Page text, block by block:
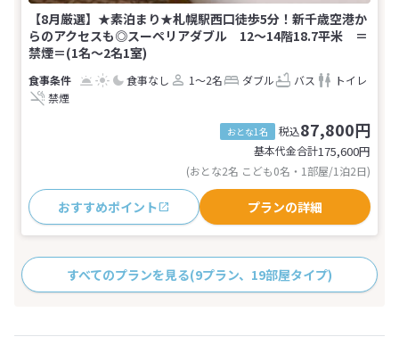
【8月厳選】★素泊まり★札幌駅西口徒歩5分！新千歳空港か
らのアクセスも◎スーペリアダブル 12〜14階18.7平米 ＝
禁煙＝(1名～2名1室)
食事なし 1～2名 ダブル バス
トイレ
禁煙
おとな1名 税込87,800円
基本代金合計175,600円
(おとな2名 こども0名・1部屋/1泊2日)
おすすめポイント プランの詳細
すべてのプランを見る(9プラン、19部屋タイプ)